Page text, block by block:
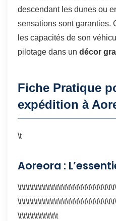
descendant les dunes ou
sensations sont garanties.
les capacités de son
pilotage dans un décor
Fiche Pratique
expédition à
\t
Aoreora :
\t\t\t\t\t\t\t\t\t\t